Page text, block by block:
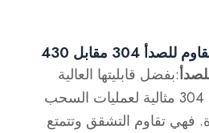
304 مقابل 430
:بفضل قابليتها العالية
للسحب والصلابة، تعد 304 مثالية لعمليات السحب
فهي تقاوم التشقق وتتمتع